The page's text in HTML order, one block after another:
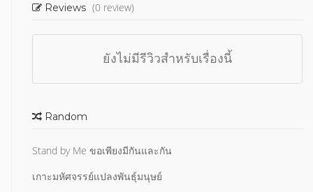
Reviews (0 review)
ยังไม่มีรีวิวสำหรับเรื่องนี้
Random
Stand by Me ขอเพียงมีกันและกัน
เกาะมหัศจรรย์แปลงพันธุ์มนุษย์